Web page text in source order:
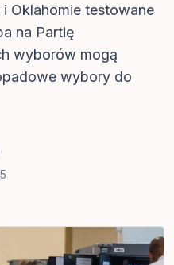
Oklahomie testowane
na Partię
wyborów mogą
wybory do